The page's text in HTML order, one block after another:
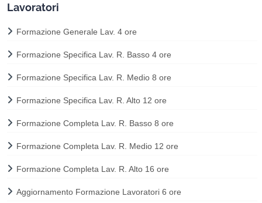
Lavoratori
Formazione Generale Lav. 4 ore
Formazione Specifica Lav. R. Basso 4 ore
Formazione Specifica Lav. R. Medio 8 ore
Formazione Specifica Lav. R. Alto 12 ore
Formazione Completa Lav. R. Basso 8 ore
Formazione Completa Lav. R. Medio 12 ore
Formazione Completa Lav. R. Alto 16 ore
Aggiornamento Formazione Lavoratori 6 ore